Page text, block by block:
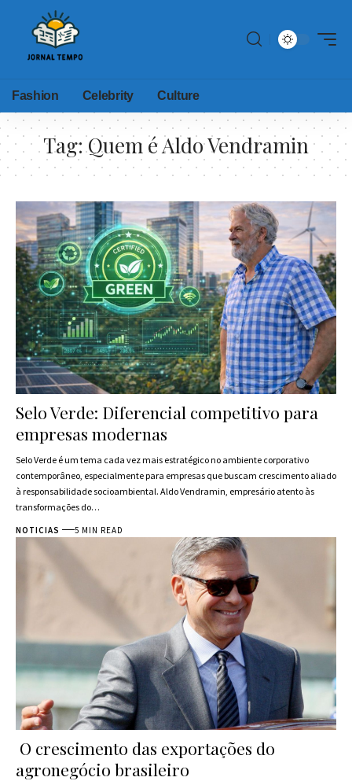
Fashion Celebrity Culture
Tag:Quem é Aldo Vendramin
Selo Verde: Diferencial competitivo para
empresas modernas
Selo Verde é um tema cada vez mais estratégico no ambiente corporativo
contemporâneo, especialmente para empresas que buscam crescimento aliado
à responsabilidade socioambiental. Aldo Vendramin, empresário atento às
transformações do…
NOTICIAS 5 MIN READ
O crescimento das exportações do
agronegócio brasileiro